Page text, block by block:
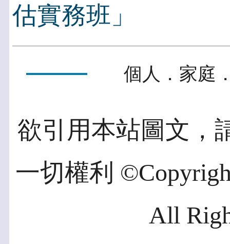
估實務班」
個人．家庭
欲引用本站圖文，
一切權利
All